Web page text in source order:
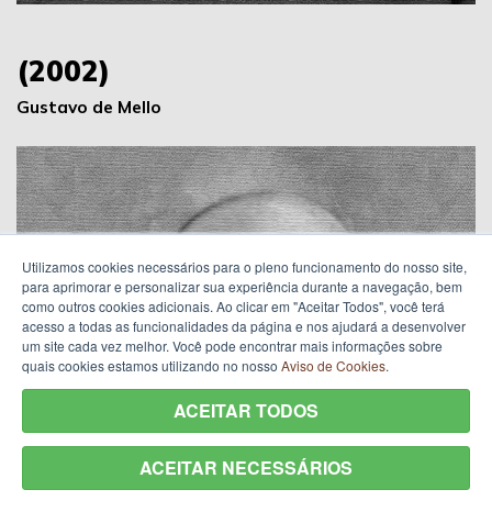
(2002)
Gustavo de Mello
Utilizamos cookies necessários para o pleno funcionamento do nosso site,
para aprimorar e personalizar sua experiência durante a navegação, bem
como outros cookies adicionais. Ao clicar em "Aceitar Todos", você terá
acesso a todas as funcionalidades da página e nos ajudará a desenvolver
um site cada vez melhor. Você pode encontrar mais informações sobre
quais cookies estamos utilizando no nosso Aviso de Cookies.
ACEITAR TODOS
ACEITAR NECESSÁRIOS